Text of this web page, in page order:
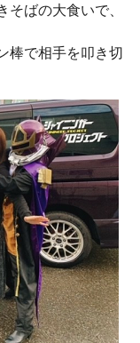
ばの大食いで、
棒で相手を叩き切